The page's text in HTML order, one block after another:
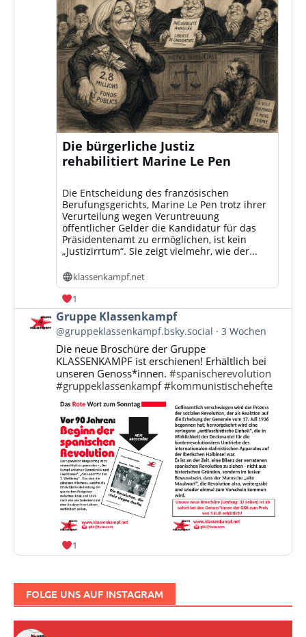
Die bürgerliche Justiz
rehabilitiert Marine Le Pen
Die Entscheidung des französischen
Berufungsgerichts, Marine Le Pen trotz ihrer
Verurteilung wegen Veruntreuung
öffentlicher Gelder die Kandidatur für das
Präsidentenamt zu ermöglichen, ist kein
„Justizirrtum“. Sie zeigt vielmehr, wie der...
klassenkampf.net
1
Beitrag
von
Gruppe
Klassenkampf
Bluesky
ansehen
Gruppe Klassenkampf
@gruppeklassenkampf.bsky.social 3 Wochen
Die neue Broschüre der Gruppe
KLASSENKAMPF ist erschienen! Erhältlich bei
unseren Genoss*innen.#spanischerevolution
#gruppeklassenkampf #kommunistischehefte
1
FOLGE UNS AUF INSTAGRAM